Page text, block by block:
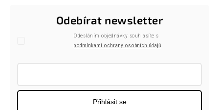
Odebírat newsletter
Odesláním objednávky souhlasíte s
podmínkami ochrany osobních údajů
Přihlásit se